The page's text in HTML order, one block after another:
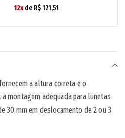
12xde R$ 121,51
a altura correta e o
montagem adequada para lunetas
30 mm em deslocamento de 2 ou 3